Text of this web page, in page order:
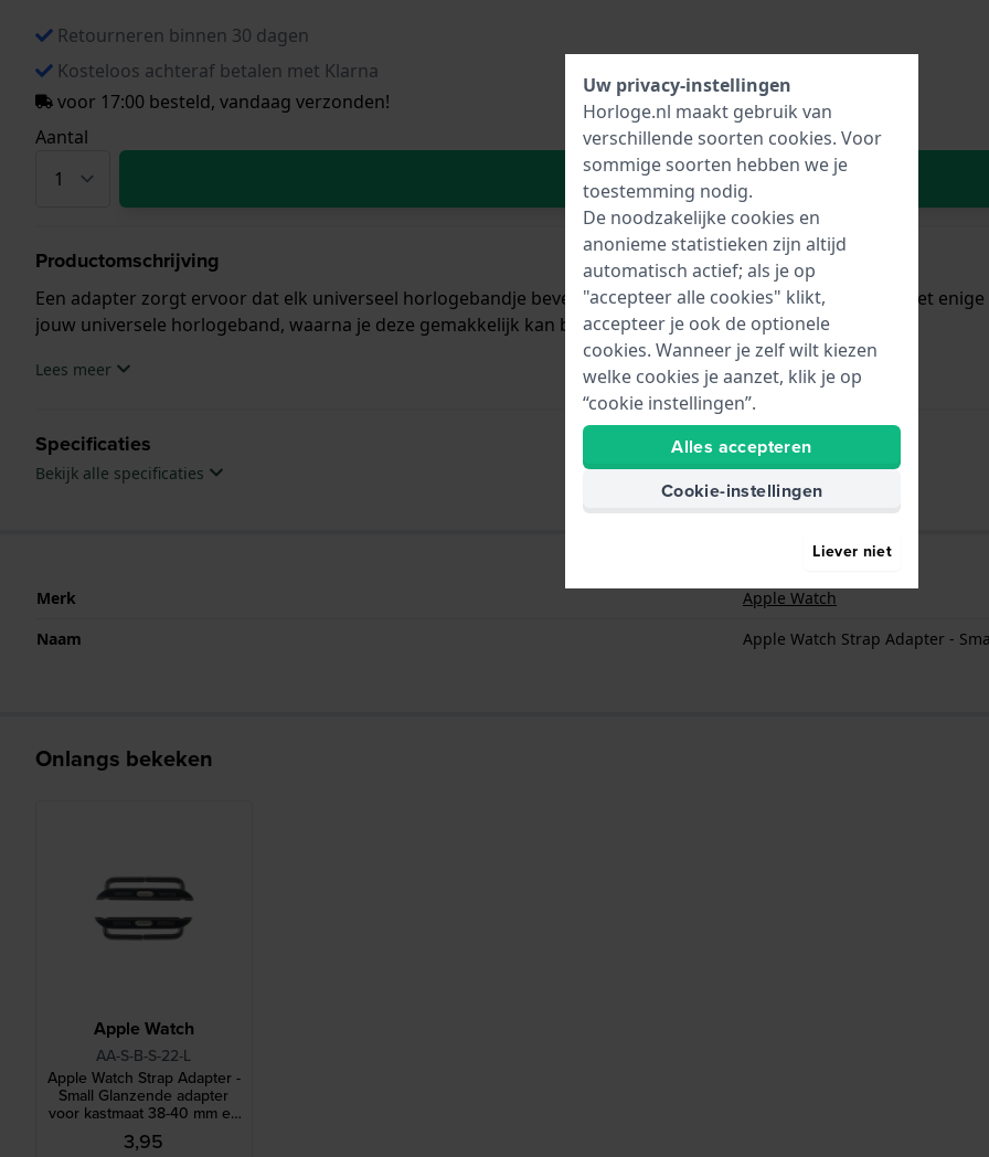
Retourneren binnen 30 dagen
Kosteloos achteraf betalen met Klarna
voor 17:00 besteld, vandaag verzonden!
Aantal
In Winkelwagen
Productomschrijving
Een adapter zorgt ervoor dat elk universeel horlogebandje bevestigd kan worden aan een Apple watch. Het
jouw universele horlogeband, waarna je deze gemakkelijk kan bevestigen aan de horlogekast.
Lees meer
Specificaties
Bekijk alle specificaties
Merk
Apple Watch
Naam
Apple Watch Strap Adapter -
Onlangs bekeken
Apple Watch
AA-S-B-S-22-L
Apple Watch Strap Adapter -
Small Glanzende adapter
voor kastmaat 38-40 mm en
bandmaat 22 mm
3,95
Uw privacy-instellingen
Horloge.nl maakt gebruik van
verschillende soorten cookies. Voor
sommige soorten hebben we je
toestemming nodig.
De noodzakelijke cookies en
anonieme statistieken zijn altijd
automatisch actief; als je op
"accepteer alle cookies" klikt,
accepteer je ook de optionele
cookies. Wanneer je zelf wilt kiezen
welke cookies je aanzet, klik je op
“cookie instellingen”.
Alles accepteren
Cookie-instellingen
Liever niet